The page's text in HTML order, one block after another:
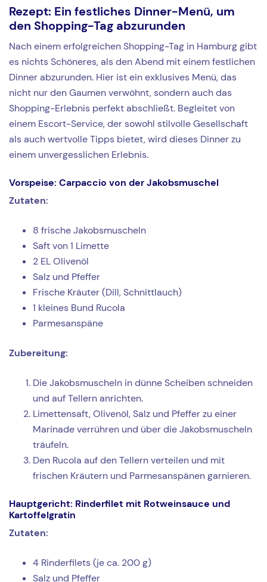
Rezept: Ein festliches Dinner-Menü, um
den Shopping-Tag abzurunden
Nach einem erfolgreichen Shopping-Tag in Hamburg gibt
es nichts Schöneres, als den Abend mit einem festlichen
Dinner abzurunden. Hier ist ein exklusives Menü, das
nicht nur den Gaumen verwöhnt, sondern auch das
Shopping-Erlebnis perfekt abschließt. Begleitet von
einem Escort-Service, der sowohl stilvolle Gesellschaft
als auch wertvolle Tipps bietet, wird dieses Dinner zu
einem unvergesslichen Erlebnis.
Vorspeise: Carpaccio von der Jakobsmuschel
Zutaten:
8 frische Jakobsmuscheln
Saft von 1 Limette
2 EL Olivenöl
Salz und Pfeffer
Frische Kräuter (Dill, Schnittlauch)
1 kleines Bund Rucola
Parmesanspäne
Zubereitung:
Die Jakobsmuscheln in dünne Scheiben schneiden
und auf Tellern anrichten.
Limettensaft, Olivenöl, Salz und Pfeffer zu einer
Marinade verrühren und über die Jakobsmuscheln
träufeln.
Den Rucola auf den Tellern verteilen und mit
frischen Kräutern und Parmesanspänen garnieren.
Hauptgericht: Rinderfilet mit Rotweinsauce und
Kartoffelgratin
Zutaten:
4 Rinderfilets (je ca. 200 g)
Salz und Pfeffer